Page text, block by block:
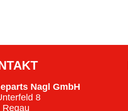
Nagl GmbH
8
Regau